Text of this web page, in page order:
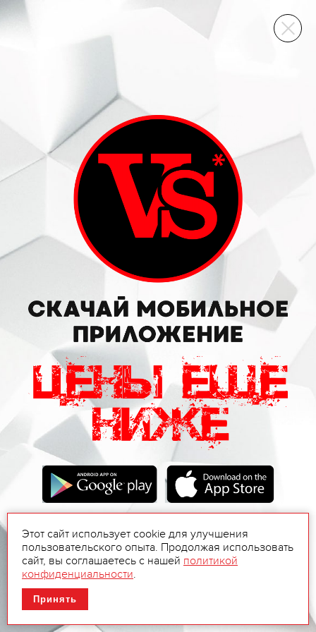
ВИННЫЙ СКЛАД
Этот сайт использует cookie для улучшения
пользовательского опыта. Продолжая использовать
сайт, вы соглашаетесь с нашей политикой
конфиденциальности.
Принять